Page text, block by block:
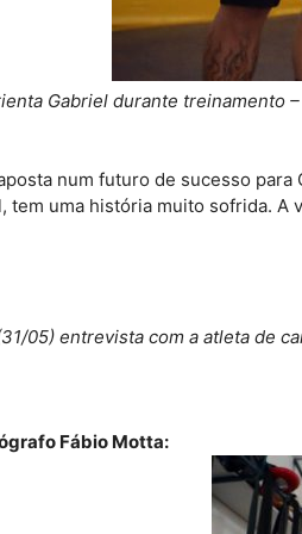
Gabriel durante treinamento
num futuro de sucesso
tem uma história muito sofrida.
05) entrevista com a atleta de
Fábio Motta: